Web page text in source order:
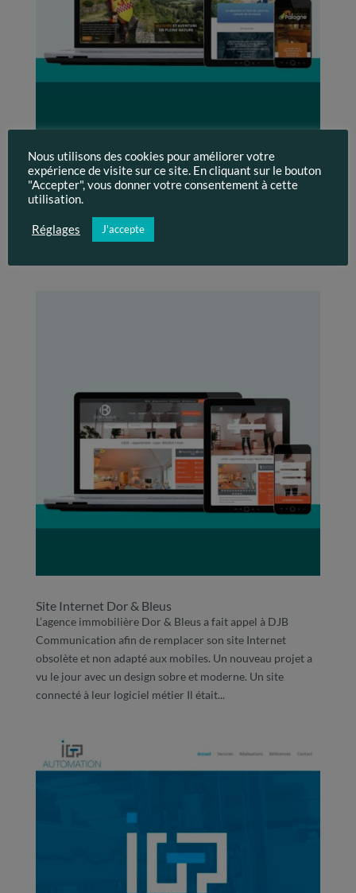
Aventure Web en pleine nature
Thèmes des actualitésConnexion API (1) Emailing (1)
Flyers (1) Photographie (1) Site immobilier (1) Site
vitrine (2) Le Domaine de Palogne est un pôle touristique
Site Internet Dor & Bleus
L’agence immobilière Dor & Bleus a fait appel à DJB
Communication afin de remplacer son site Internet
obsolète et non adapté aux mobiles. Un nouveau projet a
vu le jour avec un design sobre et moderne. Un site
connecté à leur logiciel métier Il était...
Nous utilisons des cookies pour améliorer votre
expérience de visite sur ce site. En cliquant sur le bouton
"Accepter", vous donner votre consentement à cette
utilisation.
Réglages J'accepte